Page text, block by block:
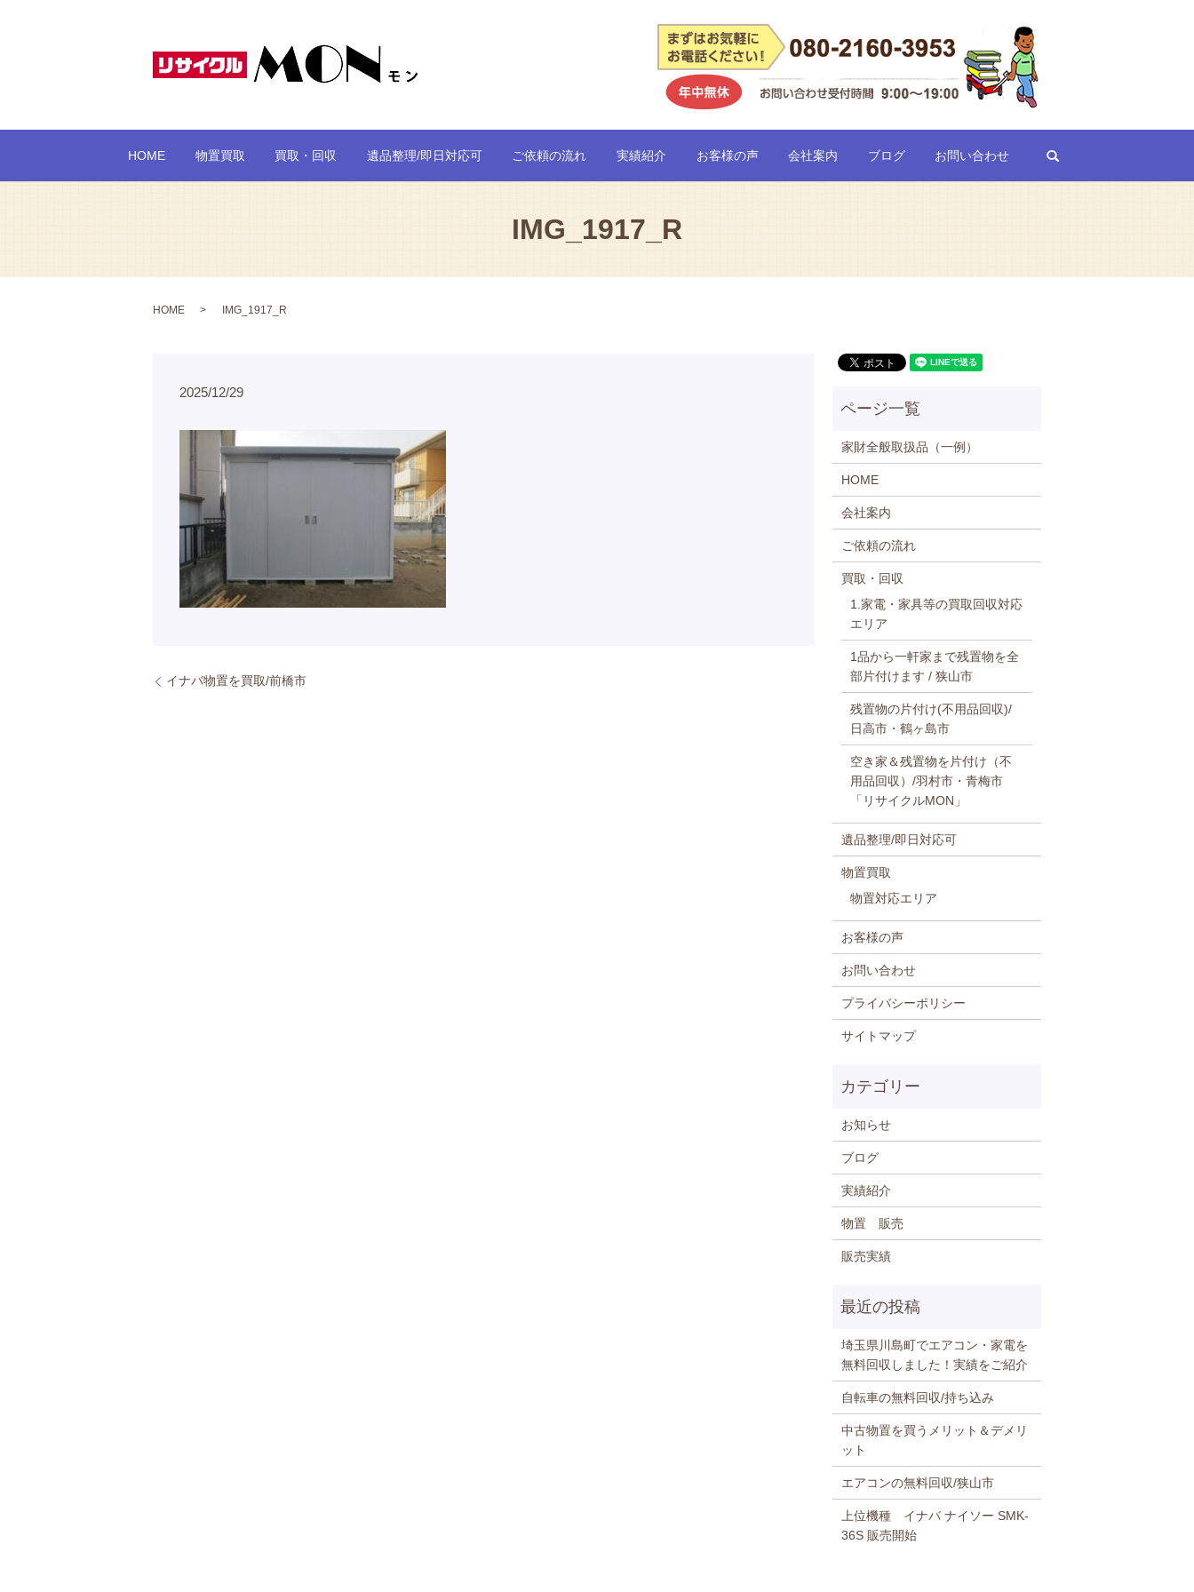
HOME 物置買取 買取・回収 遺品整理/即日対応可 ご依頼の流れ 実績紹介 お客様の声 会社案内 ブログ お問い合わせ
IMG_1917_R
HOME IMG_1917_R
2025/12/29
イナバ物置を買取/前橋市
家財全般取扱品（一例）
HOME
会社案内
ご依頼の流れ
買取・回収
1.家電・家具等の買取回収対応
エリア
1品から一軒家まで残置物を全
部片付けます / 狭山市
残置物の片付け(不用品回収)/
日高市・鶴ヶ島市
空き家＆残置物を片付け（不
用品回収）/羽村市・青梅市
「リサイクルMON」
遺品整理/即日対応可
物置買取
物置対応エリア
お客様の声
お問い合わせ
プライバシーポリシー
サイトマップ
お知らせ
ブログ
実績紹介
物置 販売
販売実績
埼玉県川島町でエアコン・家電を
無料回収しました！実績をご紹介
自転車の無料回収/持ち込み
中古物置を買うメリット＆デメリ
ット
エアコンの無料回収/狭山市
上位機種 イナバ ナイソー SMK-
36S 販売開始